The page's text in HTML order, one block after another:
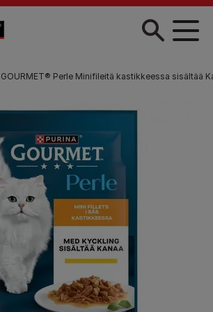
GOURMET® Perle Minifileitä kastikkeessa sisältää